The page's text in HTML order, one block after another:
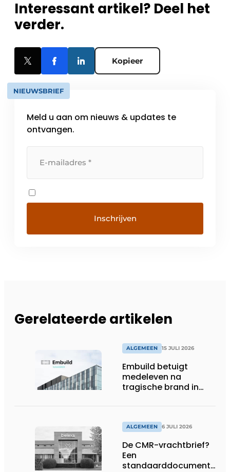
Interessant artikel? Deel het
verder.
Kopieer
NIEUWSBRIEF
Meld u aan om nieuws & updates te
ontvangen.
Gerelateerde artikelen
ALGEMEEN 15 JULI 2026
Embuild betuigt
medeleven na
tragische brand in
ALGEMEEN 6 JULI 2026
De CMR-vrachtbrief?
Een
standaarddocument